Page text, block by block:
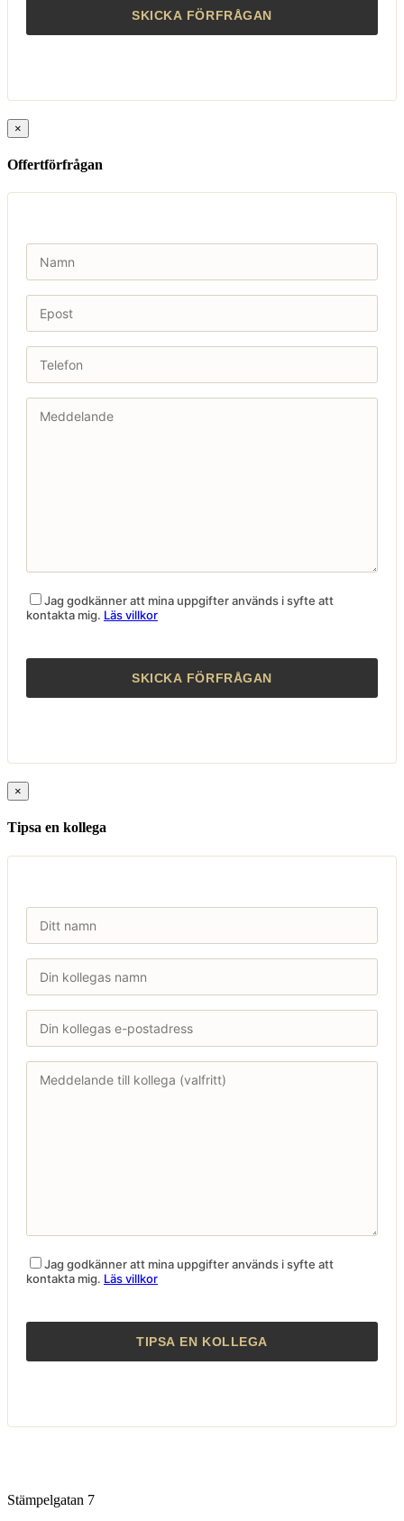
×
Offertförfrågan
Jag godkänner att mina uppgifter används i syfte att
kontakta mig. Läs villkor
×
Tipsa en kollega
Jag godkänner att mina uppgifter används i syfte att
kontakta mig. Läs villkor
Stämpelgatan 7